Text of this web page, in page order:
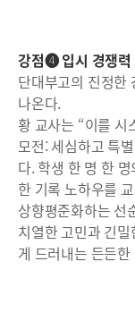
강점❹ 입시 경쟁력
단대부고의 진정한
나온다.
황 교사는 “이를 시
모전: 세심하고 특
다. 학생 한 명 한
한 기록 노하우를
상향평준화하는 선
치열한 고민과 긴
게 드러내는 든든